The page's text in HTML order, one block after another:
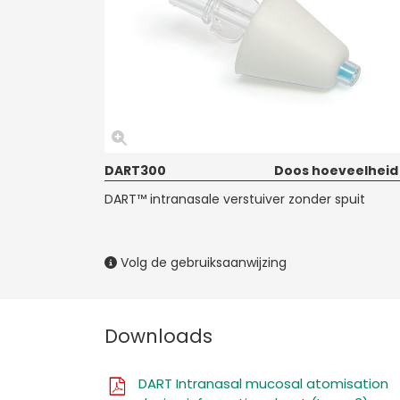
DART300
Doos hoeveelheid
DART™ intranasale verstuiver zonder spuit
Volg de gebruiksaanwijzing
Downloads
DART Intranasal mucosal atomisation